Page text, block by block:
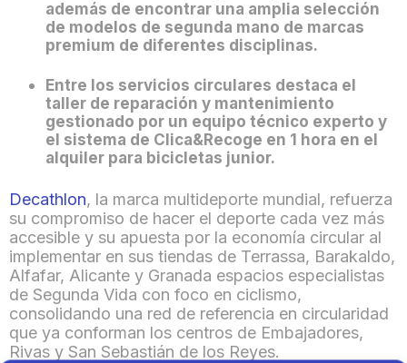
además de encontrar una amplia selección
de modelos de segunda mano de marcas
premium de diferentes disciplinas.
Entre los servicios circulares destaca el
taller de reparación y mantenimiento
gestionado por un equipo técnico experto y
el sistema de Clica&Recoge en 1 hora en el
alquiler para bicicletas junior.
Decathlon, la marca multideporte mundial, refuerza
su compromiso de hacer el deporte cada vez más
accesible y su apuesta por la economía circular al
implementar en sus tiendas de Terrassa, Barakaldo,
Alfafar, Alicante y Granada espacios especialistas
de Segunda Vida con foco en ciclismo,
consolidando una red de referencia en circularidad
que ya conforman los centros de Embajadores,
Rivas y San Sebastián de los Reyes.